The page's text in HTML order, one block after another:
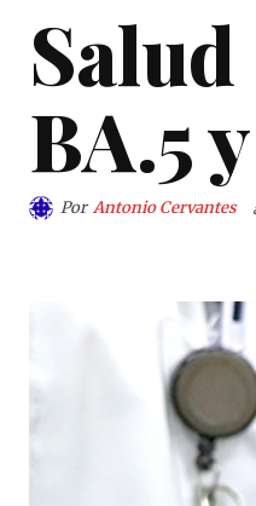
BA.5
Por Antonio Cervantes